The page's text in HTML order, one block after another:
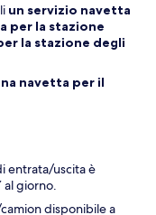
un servizio navetta
per la stazione
la stazione degli
navetta per il
entrata/uscita è
al giorno.
disponibile a